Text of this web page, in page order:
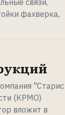
связи,
фахверка,
"Старис
(КРМО)
вложит в